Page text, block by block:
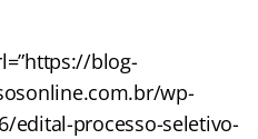
blog-
wp-
edital-processo-seletivo-